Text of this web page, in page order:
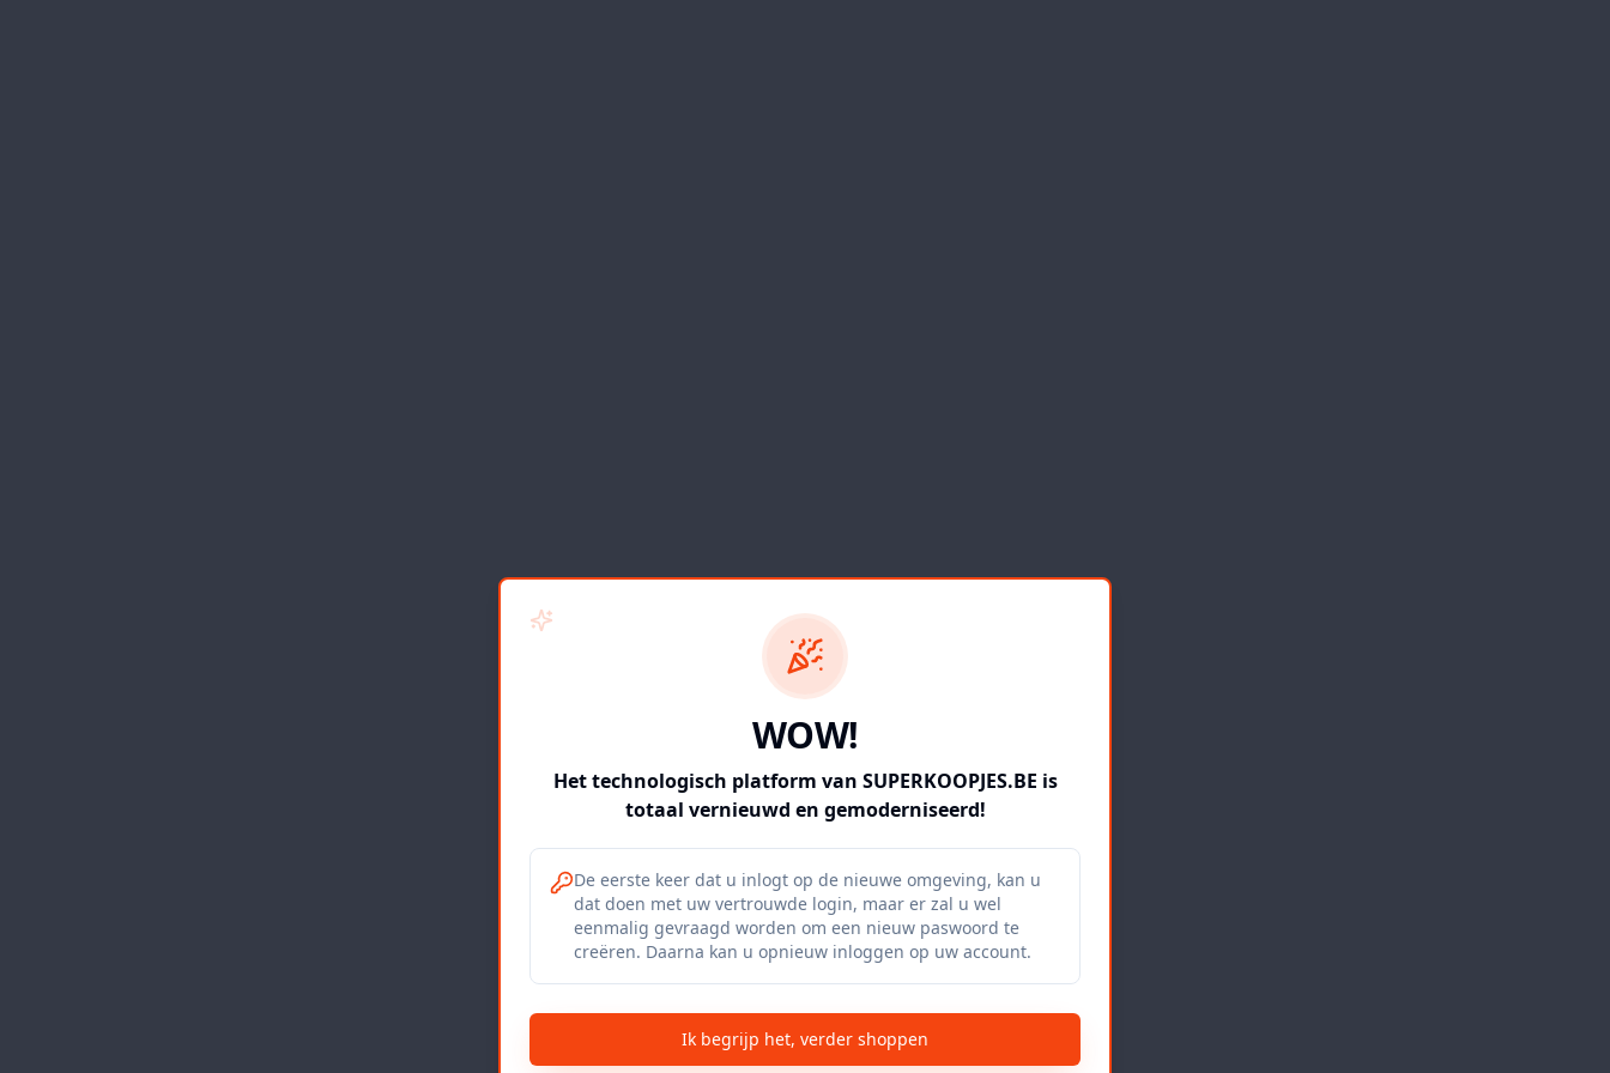
Something went wrong
An unexpected error occurred. Please try refreshing
the page.
Refresh App
WOW!
Het technologisch platform van SUPERKOOPJES.BE is
totaal vernieuwd en gemoderniseerd!
De eerste keer dat u inlogt op de nieuwe omgeving, kan u
dat doen met uw vertrouwde login, maar er zal u wel
eenmalig gevraagd worden om een nieuw paswoord te
creëren. Daarna kan u opnieuw inloggen op uw account.
Ik begrijp het, verder shoppen